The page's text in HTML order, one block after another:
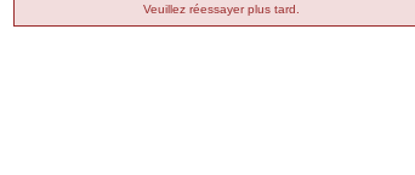
Veuillez réessayer plus tard.